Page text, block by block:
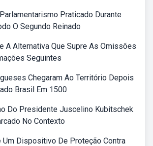
Praticado Durante
O Segundo Reinado
A Alternativa Que Supre As Omissões
Seguintes
Chegaram Ao Território Depois
Brasil Em 1500
Do Presidente Juscelino Kubitschek
No Contexto
Um Dispositivo De Proteção Contra